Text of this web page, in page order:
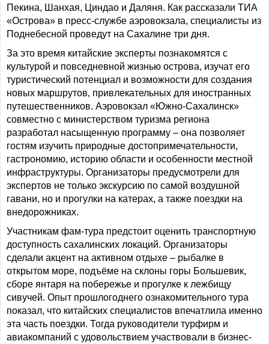
Пекина, Шанхая, Циндао и Даляня. Как рассказали ТИА
«Острова» в пресс-службе аэровокзала, специалисты из
Поднебесной проведут на Сахалине три дня.
За это время китайские эксперты познакомятся с
культурой и повседневной жизнью острова, изучат его
туристический потенциал и возможности для создания
новых маршрутов, привлекательных для иностранных
путешественников. Аэровокзал «Южно-Сахалинск»
совместно с министерством туризма региона
разработал насыщенную программу – она позволяет
гостям изучить природные достопримечательности,
гастрономию, историю области и особенности местной
инфраструктуры. Организаторы предусмотрели для
экспертов не только экскурсию по самой воздушной
гавани, но и прогулки на катерах, а также поездки на
внедорожниках.
Участникам фам-тура предстоит оценить транспортную
доступность сахалинских локаций. Организаторы
сделали акцент на активном отдыхе – рыбалке в
открытом море, подъёме на склоны горы Большевик,
сборе янтаря на побережье и прогулке к лежбищу
сивучей. Опыт прошлогоднего ознакомительного тура
показал, что китайских специалистов впечатлила именно
эта часть поездки. Тогда руководители турфирм и
авиакомпаний с удовольствием участвовали в бизнес-